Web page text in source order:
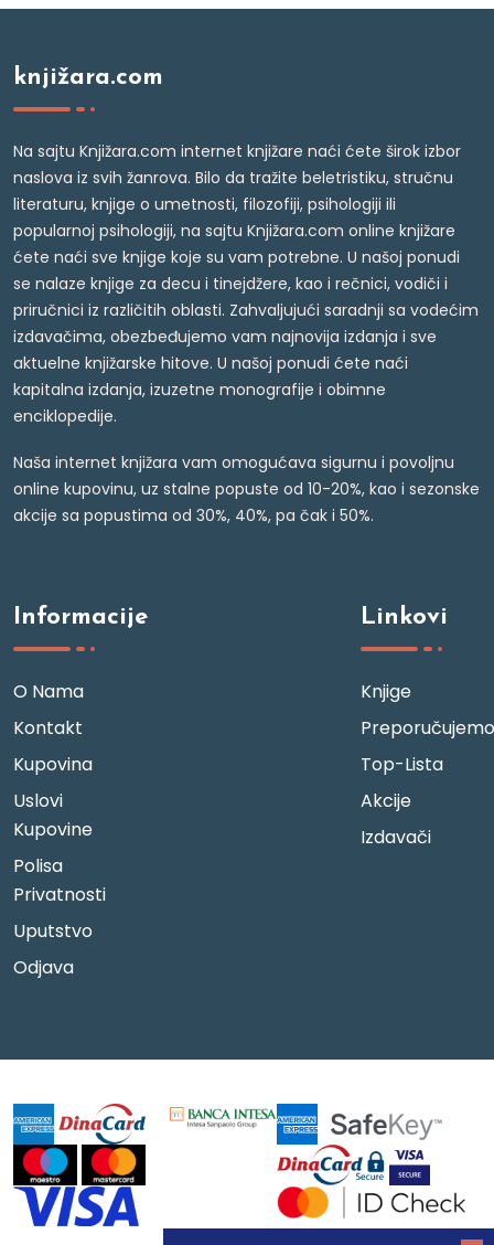
knjižara.com
Na sajtu Knjižara.com internet knjižare naći ćete širok izbor
naslova iz svih žanrova. Bilo da tražite beletristiku, stručnu
literaturu, knjige o umetnosti, filozofiji, psihologiji ili
popularnoj psihologiji, na sajtu Knjižara.com online knjižare
ćete naći sve knjige koje su vam potrebne. U našoj ponudi
se nalaze knjige za decu i tinejdžere, kao i rečnici, vodiči i
priručnici iz različitih oblasti. Zahvaljujući saradnji sa vodećim
izdavačima, obezbeđujemo vam najnovija izdanja i sve
aktuelne knjižarske hitove. U našoj ponudi ćete naći
kapitalna izdanja, izuzetne monografije i obimne
enciklopedije.
Naša internet knjižara vam omogućava sigurnu i povoljnu
online kupovinu, uz stalne popuste od 10-20%, kao i sezonske
akcije sa popustima od 30%, 40%, pa čak i 50%.
Informacije
O Nama
Kontakt
Kupovina
Uslovi
Kupovine
Polisa
Privatnosti
Uputstvo
Odjava
Linkovi
Knjige
Preporučujemo
Top-Lista
Akcije
Izdavači